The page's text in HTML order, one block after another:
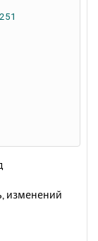
изменений